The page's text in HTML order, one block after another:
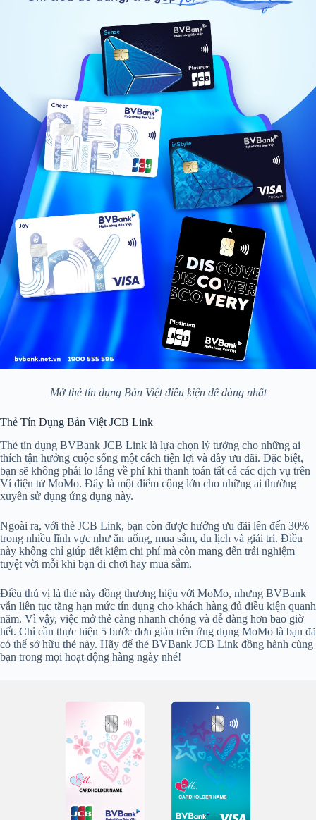
Mở thẻ tín dụng Bản Việt điều kiện dễ dàng nhất
Thẻ Tín Dụng Bản Việt JCB Link
Thẻ tín dụng BVBank JCB Link là lựa chọn lý tưởng cho những ai
thích tận hưởng cuộc sống một cách tiện lợi và đầy ưu đãi. Đặc biệt,
bạn sẽ không phải lo lắng về phí khi thanh toán tất cả các dịch vụ trên
Ví điện tử MoMo. Đây là một điểm cộng lớn cho những ai thường
xuyên sử dụng ứng dụng này.
Ngoài ra, với thẻ JCB Link, bạn còn được hưởng ưu đãi lên đến 30%
trong nhiều lĩnh vực như ăn uống, mua sắm, du lịch và giải trí. Điều
này không chỉ giúp tiết kiệm chi phí mà còn mang đến trải nghiệm
tuyệt vời mỗi khi bạn đi chơi hay mua sắm.
Điều thú vị là thẻ này đồng thương hiệu với MoMo, nhưng BVBank
vẫn liên tục tăng hạn mức tín dụng cho khách hàng đủ điều kiện quanh
năm. Vì vậy, việc mở thẻ càng nhanh chóng và dễ dàng hơn bao giờ
hết. Chỉ cần thực hiện 5 bước đơn giản trên ứng dụng MoMo là bạn đã
có thể sở hữu thẻ này. Hãy để thẻ BVBank JCB Link đồng hành cùng
bạn trong mọi hoạt động hàng ngày nhé!